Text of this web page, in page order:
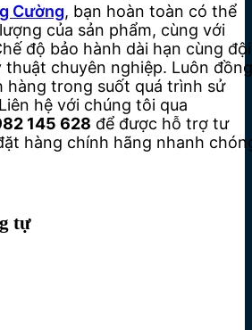
Cường, bạn hoàn toàn có thể
của sản phẩm, cùng với
độ bảo hành dài hạn cùng đội
thuật chuyên nghiệp. Luôn đồng
hàng trong suốt quá trình sử
hệ với chúng tôi qua
145 628 để được hỗ trợ tư
hàng chính hãng nhanh
tự